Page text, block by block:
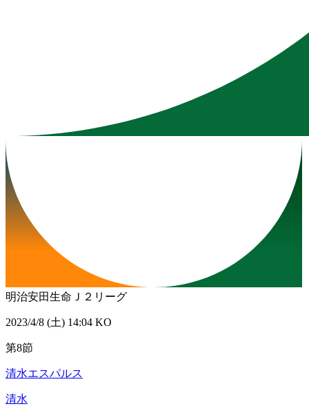
明治安田生命Ｊ２リーグ
2023/4/8 (土) 14:04 KO
第8節
清水エスパルス
清水